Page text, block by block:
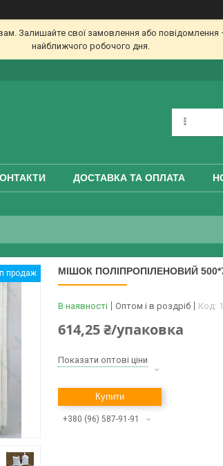
Залишайте свої замовлення або
найближчого робочого дня.
ДОСТАВКА ТА ОПЛАТА
продаж МІШОК ПОЛІПРОПІЛЕНОВИЙ
В наявності Оптом і в роздріб Код:
614,25 ₴/упаковка
Показати оптові ціни
Купити
+380 (96) 587-91-91